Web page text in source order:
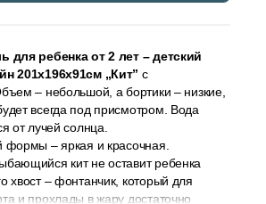
для ребенка от 2 лет – детский
201х196х91см „Кит” с
– небольшой, а бортики – низкие,
всегда под присмотром. Вода
от лучей солнца.
формы – яркая и красочная.
кит не оставит ребенка
хвост – фонтанчик, который для
и прохлады в жару достаточно